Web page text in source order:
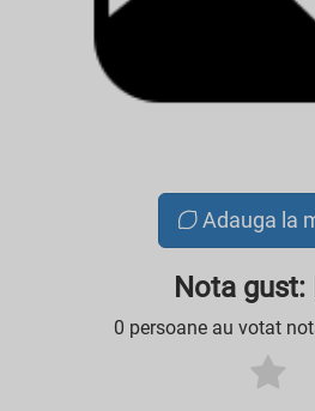
Adauga la
Nota
0 persoane au votat